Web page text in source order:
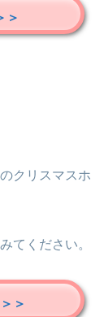
＞
クリスマスホ
てください。
＞